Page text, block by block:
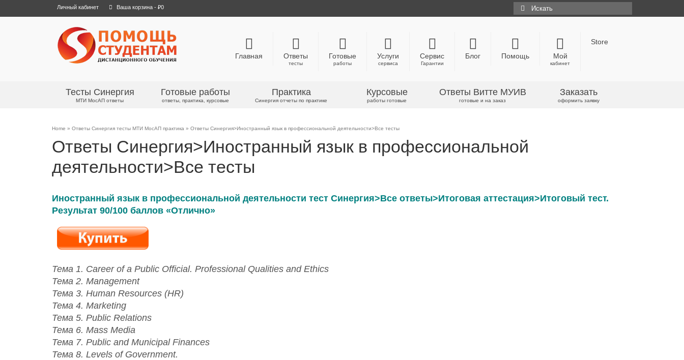
Личный кабинет Ваша корзина - ₽0 Искать:
Главная Ответы
тесты
Готовые
работы
Услуги
сервиса
Сервис
Гарантии
Блог Помощь Мой
кабинет
Store
Тесты Синергия
МТИ МосАП ответы
Готовые работы
ответы, практика, курсовые
Практика
Синергия отчеты по практике
Курсовые
работы готовые
Ответы Витте МУИВ
готовые и на заказ
Заказать
оформить заявку
Home » Ответы Синергия тесты МТИ МосАП практика » Ответы Синергия>Иностранный язык в профессиональной деятельности>Все тесты
Ответы Синергия>Иностранный язык в профессиональной
деятельности>Все тесты
Иностранный язык в профессиональной деятельности тест Синергия>Все ответы>Итоговая аттестация>Итоговый тест.
Результат 90/100 баллов «Отлично»
Тема 1. Career of a Public Official. Professional Qualities and Ethics
Тема 2. Management
Тема 3. Human Resources (HR)
Тема 4. Marketing
Тема 5. Public Relations
Тема 6. Mass Media
Тема 7. Public and Municipal Finances
Тема 8. Levels of Government.